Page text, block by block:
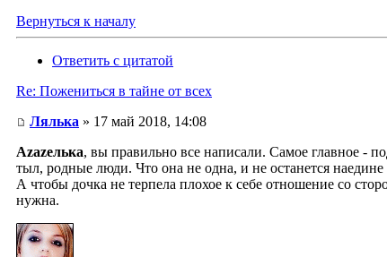
Вернуться к началу
Ответить с цитатой
Re: Пожениться в тайне от всех
Лялька » 17 май 2018, 14:08
Аzаzелька, вы правильно все написали. Самое главное -
тыл, родные люди. Что она не одна, и не останется
А чтобы дочка не терпела плохое к себе отношение со
нужна.